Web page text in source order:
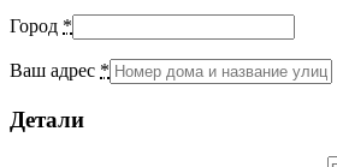
Город *
Ваш адрес *
Детали